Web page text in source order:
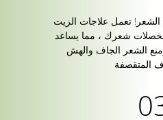
تعمل علاجات الزيت
شعرك ، مما يساعد
الشعر الجاف والهش
المتقصفة